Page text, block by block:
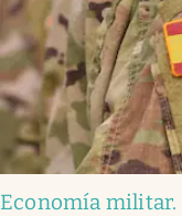
Economía militar.